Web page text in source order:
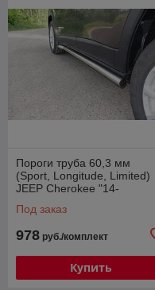
Пороги труба 60,3 мм
(Sport, Longitude, Limited)
JEEP Cherokee "14-
Под заказ
978 руб./комплект
Купить